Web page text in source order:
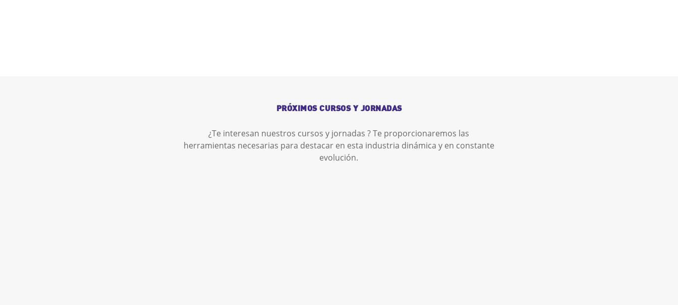
PRÓXIMOS CURSOS Y JORNADAS
¿Te interesan nuestros cursos y jornadas ? Te proporcionaremos las
herramientas necesarias para destacar en esta industria dinámica y en constante
evolución.